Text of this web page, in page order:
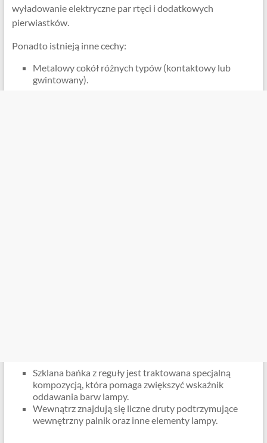
wyładowanie elektryczne par rtęci i dodatkowych
pierwiastków.
Ponadto istnieją inne cechy:
Metalowy cokół różnych typów (kontaktowy lub
gwintowany).
Szklana bańka z reguły jest traktowana specjalną
kompozycją, która pomaga zwiększyć wskaźnik
oddawania barw lampy.
Wewnątrz znajdują się liczne druty podtrzymujące
wewnętrzny palnik oraz inne elementy lampy.